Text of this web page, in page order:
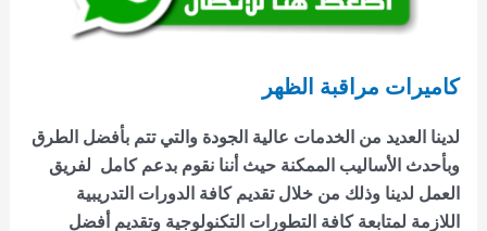
كاميرات مراقبة الظهر
لدينا العديد من الخدمات عالية الجودة والتي تتم بأفضل الطرق
وبأحدث الأساليب الممكنة حيث أننا نقوم بدعم كامل لفريق
العمل لدينا وذلك من خلال تقديم كافة الدورات التدريبية
اللازمة لمتابعة كافة التطورات التكنولوجية وتقديم أفضل